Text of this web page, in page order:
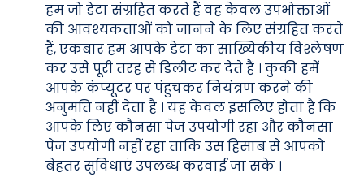
हम जो डेटा संग्रहित करते हैं वह केवल उपभोक्ताओं
की आवश्यकताओं को जानने के लिए संग्रहित करते
हैं, एकबार हम आपके डेटा का साख्यिकीय विश्लेषण
कर उसे पूरी तरह से डिलीट कर देते हैं । कुकी हमें
आपके कंप्यूटर पर पंहुचकर नियंत्रण करने की
अनुमति नहीं देता है । यह केवल इसलिए होता है कि
आपके लिए कौनसा पेज उपयोगी रहा और कौनसा
पेज उपयोगी नहीं रहा ताकि उस हिसाब से आपको
बेहतर सुविधाएं उपलब्ध करवाई जा सके ।